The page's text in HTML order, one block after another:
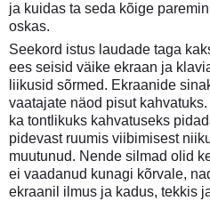
ja kuidas ta seda kõige
oskas.
Seekord istus laudade taga
ees seisid väike ekraan ja
liikusid sõrmed. Ekraanide
vaatajate näod pisut
ka tontlikuks kahvatuseks
pidevast ruumis viibimisest
muutunud. Nende silmad olid
ei vaadanud kunagi kõrvale,
ekraanil ilmus ja kadus, tekkis